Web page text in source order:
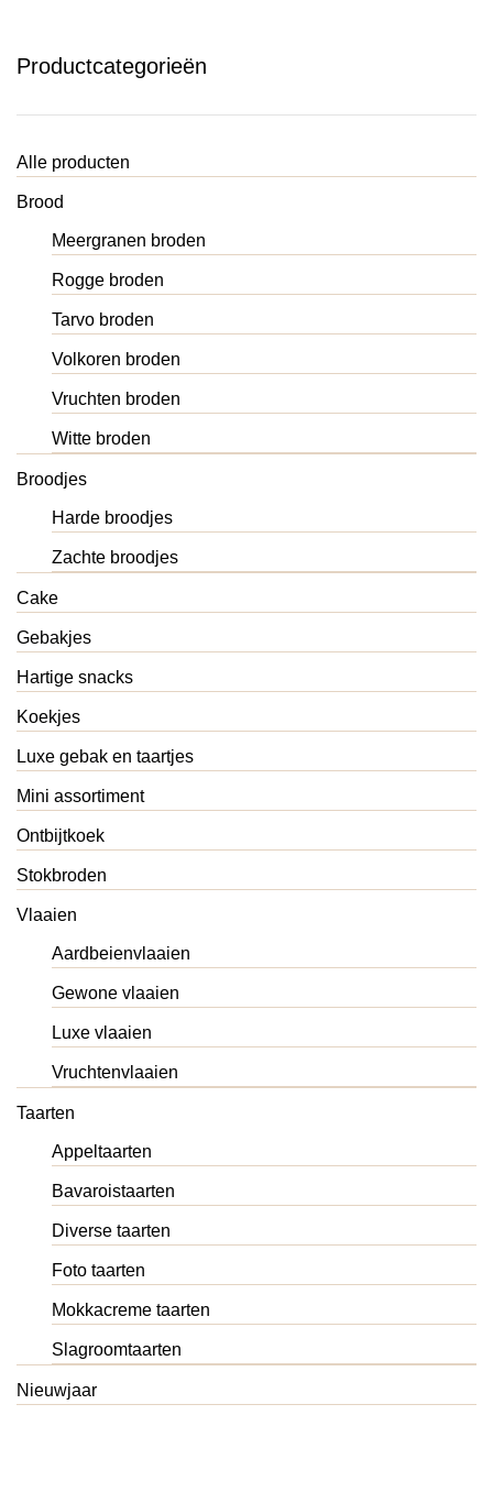
Productcategorieën
Alle producten
Brood
Meergranen broden
Rogge broden
Tarvo broden
Volkoren broden
Vruchten broden
Witte broden
Broodjes
Harde broodjes
Zachte broodjes
Cake
Gebakjes
Hartige snacks
Koekjes
Luxe gebak en taartjes
Mini assortiment
Ontbijtkoek
Stokbroden
Vlaaien
Aardbeienvlaaien
Gewone vlaaien
Luxe vlaaien
Vruchtenvlaaien
Taarten
Appeltaarten
Bavaroistaarten
Diverse taarten
Foto taarten
Mokkacreme taarten
Slagroomtaarten
Nieuwjaar